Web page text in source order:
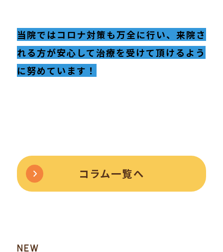
当院ではコロナ対策も万全に行い、来院さ
れる方が安心して治療を受けて頂けるよう
に努めています！
コラム一覧へ
NEW